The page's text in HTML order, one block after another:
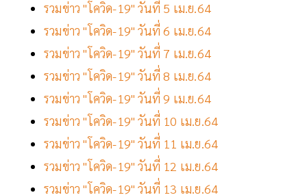
รวมข่าว "โควิด-19" วันที่ 5 เม.ย.64
รวมข่าว "โควิด-19" วันที่ 6 เม.ย.64
รวมข่าว "โควิด-19" วันที่ 7 เม.ย.64
รวมข่าว "โควิด-19" วันที่ 8 เม.ย.64
รวมข่าว "โควิด-19" วันที่ 9 เม.ย.64
รวมข่าว "โควิด-19" วันที่ 10 เม.ย.64
รวมข่าว "โควิด-19" วันที่ 11 เม.ย.64
รวมข่าว "โควิด-19" วันที่ 12 เม.ย.64
รวมข่าว "โควิด-19" วันที่ 13 เม.ย.64